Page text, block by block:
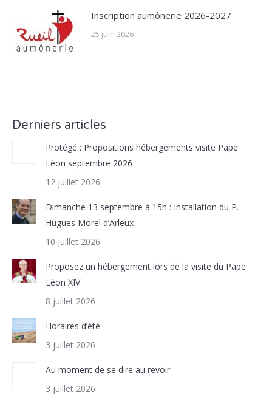
Inscription aumônerie 2026-2027
25 juin 2026
Derniers articles
Protégé : Propositions hébergements visite Pape
Léon septembre 2026
12 juillet 2026
Dimanche 13 septembre à 15h : Installation du P.
Hugues Morel d’Arleux
10 juillet 2026
Proposez un hébergement lors de la visite du Pape
Léon XIV
8 juillet 2026
Horaires d’été
3 juillet 2026
Au moment de se dire au revoir
3 juillet 2026